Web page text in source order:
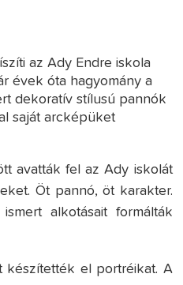
az Ady Endre iskola
évek óta hagyomány a
dekoratív stílusú pannók
saját arcképüket
avatták fel az Ady iskolát
Öt pannó, öt karakter.
alkotásait formálták
készítették el portréikat. A